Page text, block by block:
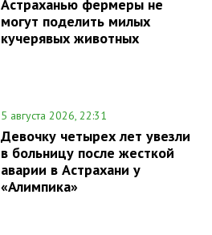
Астраханью фермеры не
могут поделить милых
кучерявых животных
5 августа 2026, 22:31
Девочку четырех лет увезли
в больницу после жесткой
аварии в Астрахани у
«Алимпика»